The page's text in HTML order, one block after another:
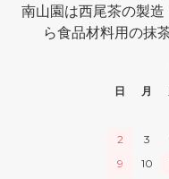
南山園は西尾茶の製
ら食品材料用の抹
日
月
2
3
9
10